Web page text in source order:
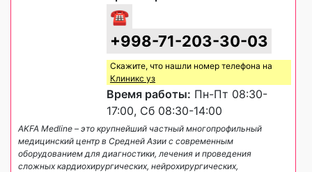
☎
+998-71-203-30-03
Скажите, что нашли номер телефона на
Клиникс уз
Время работы: Пн-Пт 08:30-
17:00, Сб 08:30-14:00
AKFA Medline – это крупнейший частный многопрофильный
медицинский центр в Средней Азии с современным
оборудованием для диагностики, лечения и проведения
сложных кардиохирургических, нейрохирургических,